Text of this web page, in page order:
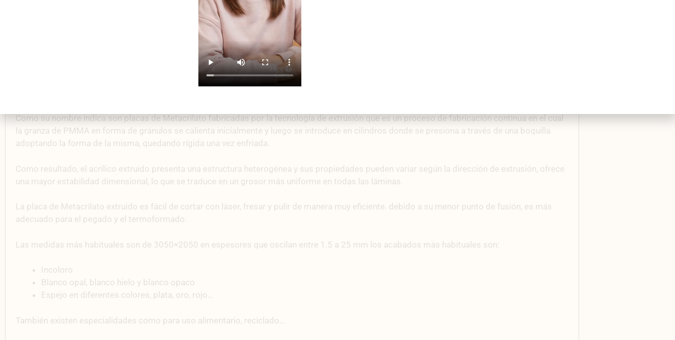
Como su nombre indica son placas de Metacrilato fabricadas por la tecnología de extrusión que es un proceso de fabricación continua en el cual
la granza de PMMA en forma de gránulos se calienta inicialmente y luego se introduce en cilindros donde se presiona a través de una boquilla
adoptando la forma de la misma, quedando rígida una vez enfriada.
Como resultado, el acrílico extruido presenta una estructura heterogénea y sus propiedades pueden variar según la dirección de extrusión, ofrece
una mayor estabilidad dimensional, lo que se traduce en un grosor más uniforme en todas las láminas.
La placa de Metacrilato extruido es fácil de cortar con láser, fresar y pulir de manera muy eficiente. debido a su menor punto de fusión, es más
adecuado para el pegado y el termoformado.
Las medidas más habituales son de 3050×2050 en espesores que oscilan entre 1.5 a 25 mm los acabados más habituales son:
Incoloro
Blanco opal, blanco hielo y blanco opaco
Espejo en diferentes colores, plata, oro, rojo…
También existen especialidades como para uso alimentario, reciclado…